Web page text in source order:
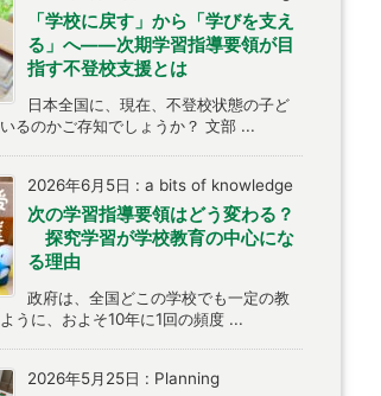
「学校に戻す」から「学びを支え
る」へ――次期学習指導要領が目
指す不登校支援とは
日本全国に、現在、不登校状態の子ど
るのかご存知でしょうか？ 文部 ...
2026年6月5日 : a bits of knowledge
次の学習指導要領はどう変わる？
探究学習が学校教育の中心にな
る理由
政府は、全国どこの学校でも一定の教
うに、およそ10年に1回の頻度 ...
2026年5月25日 : Planning